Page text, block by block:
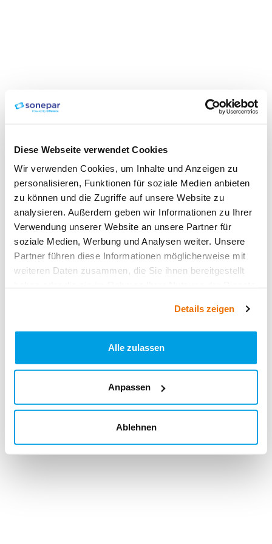
Diese Webseite verwendet Cookies
Wir verwenden Cookies, um Inhalte und Anzeigen zu
personalisieren, Funktionen für soziale Medien anbieten
zu können und die Zugriffe auf unsere Website zu
analysieren. Außerdem geben wir Informationen zu Ihrer
Verwendung unserer Website an unsere Partner für
soziale Medien, Werbung und Analysen weiter. Unsere
Partner führen diese Informationen möglicherweise mit
weiteren Daten zusammen, die Sie ihnen bereitgestellt
Details zeigen
Alle zulassen
Anpassen
Ablehnen